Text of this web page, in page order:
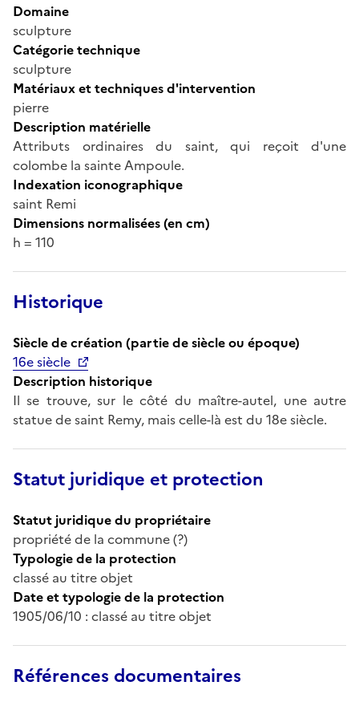
Domaine
sculpture
Catégorie technique
sculpture
Matériaux et techniques d'intervention
pierre
Description matérielle
Attributs ordinaires du saint, qui reçoit d'une
colombe la sainte Ampoule.
Indexation iconographique
saint Remi
Dimensions normalisées (en cm)
h = 110
Historique
Siècle de création (partie de siècle ou époque)
16e siècle
Description historique
Il se trouve, sur le côté du maître-autel, une autre
statue de saint Remy, mais celle-là est du 18e siècle.
Statut juridique et protection
Statut juridique du propriétaire
propriété de la commune (?)
Typologie de la protection
classé au titre objet
Date et typologie de la protection
1905/06/10 : classé au titre objet
Références documentaires